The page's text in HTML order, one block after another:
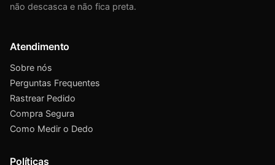
não descasca e não fica preta.
Atendimento
Sobre nós
Perguntas Frequentes
Rastrear Pedido
Compra Segura
Como Medir o Dedo
Políticas